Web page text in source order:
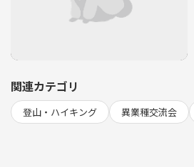
関連カテゴリ
登山・ハイキング 異業種交流会